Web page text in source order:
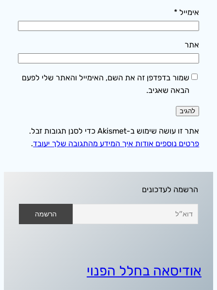
אימייל *
אתר
שמור בדפדפן זה את השם, האימייל והאתר שלי לפעם
הבאה שאגיב.
אתר זו עושה שימוש ב-Akismet כדי לסנן תגובות זבל.
פרטים נוספים אודות איך המידע מהתגובה שלך יעובד.
הרשמה לעדכונים
אודיסאה בחלל הפנוי